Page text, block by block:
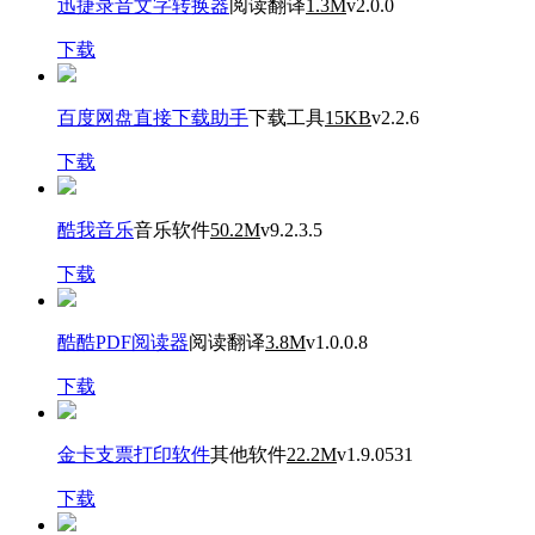
迅捷录音文字转换器 阅读翻译1.3Mv2.0.0
下载
百度网盘直接下载助手下载工具15KBv2.2.6
下载
酷我音乐音乐软件50.2Mv9.2.3.5
下载
酷酷PDF阅读器阅读翻译3.8Mv1.0.0.8
下载
金卡支票打印软件其他软件22.2Mv1.9.0531
下载